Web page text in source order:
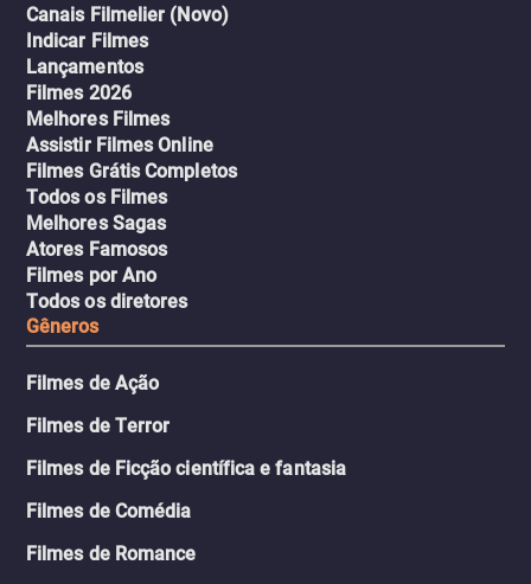
Canais Filmelier (Novo)
Indicar Filmes
Lançamentos
Filmes 2026
Melhores Filmes
Assistir Filmes Online
Filmes Grátis Completos
Todos os Filmes
Melhores Sagas
Atores Famosos
Filmes por Ano
Todos os diretores
Gêneros
Filmes de Ação
Filmes de Terror
Filmes de Ficção científica e fantasia
Filmes de Comédia
Filmes de Romance